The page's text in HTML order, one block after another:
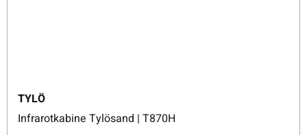
TYLÖ
Infrarotkabine Tylösand | T870H